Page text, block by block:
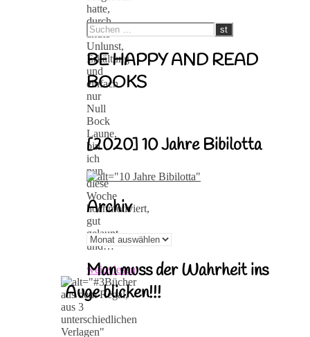
hatte,
durch
akute
Unlunst,
Erkältung
und
einfach
nur
Null
Bock
Laune,
bin
ich
nun
diese
Woche
hochmotiviert,
gut
gelaunt
und…
weiterlesen
BE HAPPY AND READ
BOOKS
[2020] 10 Jahre Bibilotta
Archiv
Archiv
Man muss der Wahrheit ins
Auge blicken!!!